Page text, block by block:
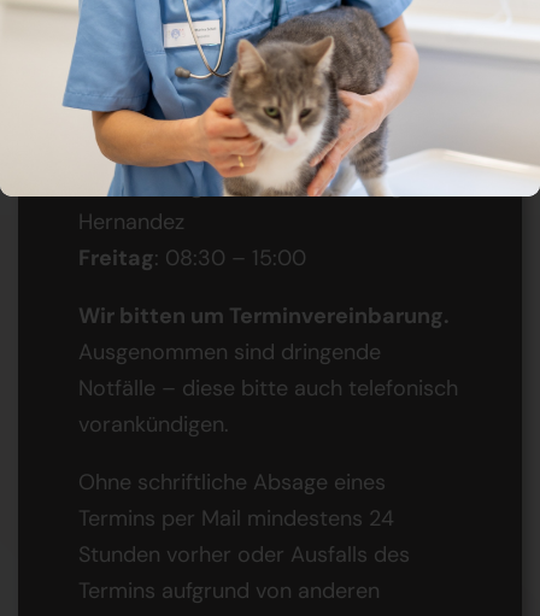
Ordinationsschluss.
Montag: 08:30 – 17:00
Dienstag: 08:30 – 15:00
Mittwoch : 08:30 – 15:00
Donnerstag: 08:30 – 14:30 Mag.
Hernandez
Freitag: 08:30 – 15:00
Wir bitten um Terminvereinbarung.
Ausgenommen sind dringende
Notfälle – diese bitte auch telefonisch
vorankündigen.
Ohne schriftliche Absage eines
Termins per Mail mindestens 24
Stunden vorher oder Ausfalls des
Termins aufgrund von anderen